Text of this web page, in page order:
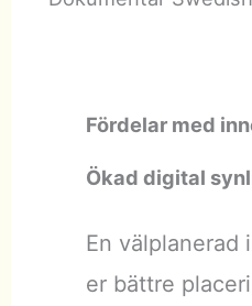
Fördelar med
Ökad digital
En välplanerad
er bättre